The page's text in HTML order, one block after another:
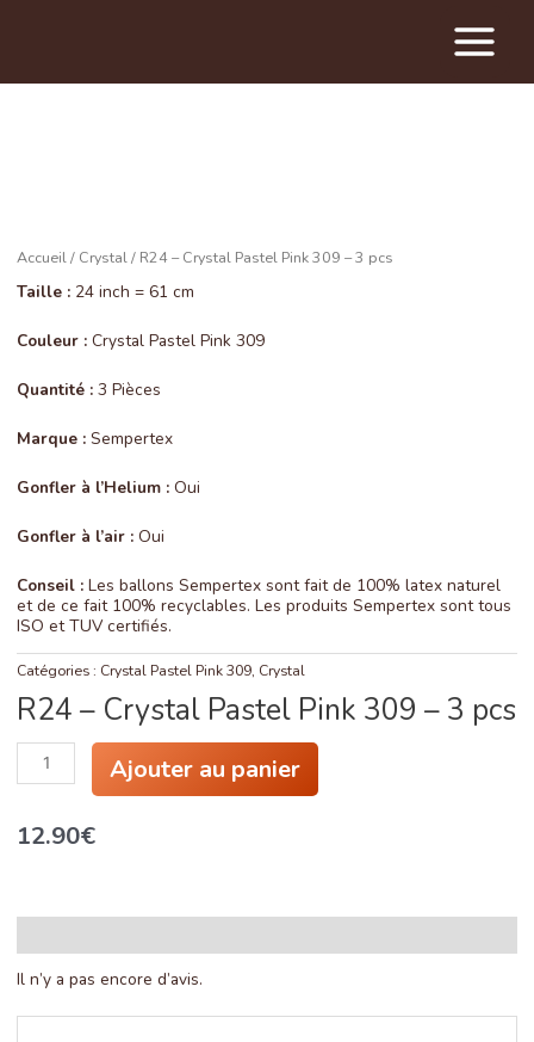
Main
Menu
Accueil/ Crystal/ R24 – Crystal Pastel Pink 309 – 3 pcs
Taille : 24 inch = 61 cm
Couleur : Crystal Pastel Pink 309
Quantité : 3 Pièces
Marque : Sempertex
Gonfler à l’Helium : Oui
Gonfler à l’air : Oui
Conseil : Les ballons Sempertex sont fait de 100% latex naturel
et de ce fait 100% recyclables. Les produits Sempertex sont tous
ISO et TUV certifiés.
Catégories : Crystal Pastel Pink 309, Crystal
R24 – Crystal Pastel Pink 309 – 3 pcs
quantité
Crystal
-
pcs
Ajouter au panier
12.90€
Il n’y a pas encore d’avis.